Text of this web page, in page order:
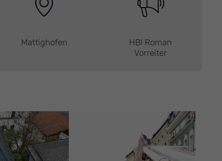
Mattighofen
HBI Roman
Vorreiter